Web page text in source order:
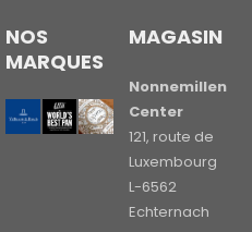
NOS
MARQUES
MAGASIN
Nonnemillen
Center
121, route de
Luxembourg
L-6562
Echternach